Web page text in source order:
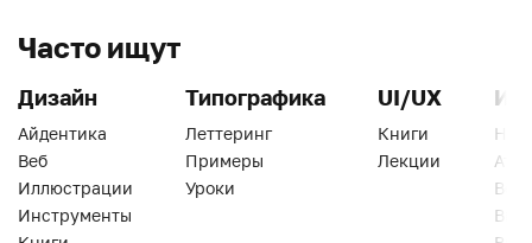
Часто ищут
Дизайн
Айдентика
Веб
Иллюстрации
Инструменты
Типографика
Леттеринг
Примеры
Уроки
UI/UX
Книги
Лекции
Веб